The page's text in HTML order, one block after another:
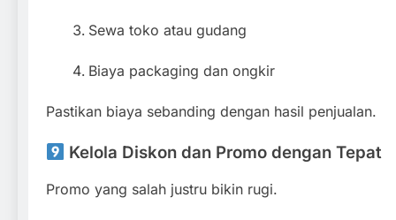
Sewa toko atau gudang
Biaya packaging dan ongkir
Pastikan biaya sebanding dengan hasil penjualan.
Kelola Diskon dan Promo dengan Tepat
Promo yang salah justru bikin rugi.